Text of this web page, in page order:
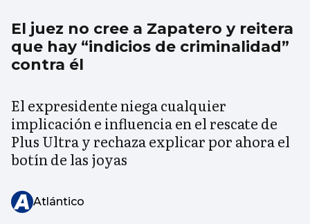
El juez no cree a Zapatero y reitera
que hay “indicios de criminalidad”
contra él
El expresidente niega cualquier
implicación e influencia en el rescate de
Plus Ultra y rechaza explicar por ahora el
botín de las joyas
Atlántico